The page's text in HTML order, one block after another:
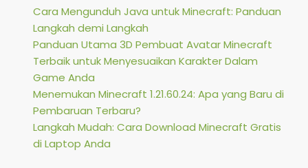
Cara Mengunduh Java untuk Minecraft: Panduan
Langkah demi Langkah
Panduan Utama 3D Pembuat Avatar Minecraft
Terbaik untuk Menyesuaikan Karakter Dalam
Game Anda
Menemukan Minecraft 1.21.60.24: Apa yang Baru di
Pembaruan Terbaru?
Langkah Mudah: Cara Download Minecraft Gratis
di Laptop Anda